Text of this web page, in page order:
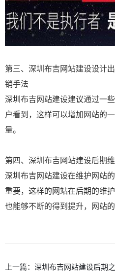
第三、深圳布吉网站建设设计
销手法
深圳布吉网站建设建议通过一
户看到，这样可以增加网站的
量。
第四、深圳布吉网站建设后期
深圳布吉网站建设在维护网站
重要，这样的网站在后期的维
也能够不断的得到提升，网站
上一篇： 深圳布吉网站建设后期